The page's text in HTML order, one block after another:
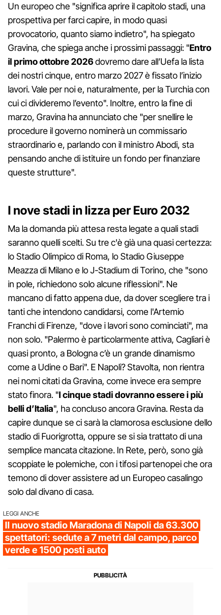
Un europeo che "significa aprire il capitolo stadi, una
prospettiva per farci capire, in modo quasi
provocatorio, quanto siamo indietro", ha spiegato
Gravina, che spiega anche i prossimi passaggi: "Entro
il primo ottobre 2026dovremo dare all’Uefa la lista
dei nostri cinque, entro marzo 2027 è fissato l’inizio
lavori. Vale per noi e, naturalmente, per la Turchia con
cui ci divideremo l’evento". Inoltre, entro la fine di
marzo, Gravina ha annunciato che "per snellire le
procedure il governo nominerà un commissario
straordinario e, parlando con il ministro Abodi, sta
pensando anche di istituire un fondo per finanziare
queste strutture".
I nove stadi in lizza per Euro 2032
Ma la domanda più attesa resta legate a quali stadi
saranno quelli scelti. Su tre c'è già una quasi certezza:
lo Stadio Olimpico di Roma, lo Stadio Giuseppe
Meazza di Milano e lo J-Stadium di Torino, che "sono
in pole, richiedono solo alcune riflessioni". Ne
mancano di fatto appena due, da dover scegliere tra i
tanti che intendono candidarsi, come l'Artemio
Franchi di Firenze, "dove i lavori sono cominciati", ma
non solo. "Palermo è particolarmente attiva, Cagliari è
quasi pronto, a Bologna c’è un grande dinamismo
come a Udine o Bari". E Napoli? Stavolta, non rientra
nei nomi citati da Gravina, come invece era sempre
stato finora. "I cinque stadi dovranno essere i più
belli d’Italia", ha concluso ancora Gravina. Resta da
capire dunque se ci sarà la clamorosa esclusione dello
stadio di Fuorigrotta, oppure se si sia trattato di una
semplice mancata citazione. In Rete, però, sono già
scoppiate le polemiche, con i tifosi partenopei che ora
temono di dover assistere ad un Europeo casalingo
solo dal divano di casa.
LEGGI ANCHE
Il nuovo stadio Maradona di Napoli da 63.300
spettatori: sedute a 7 metri dal campo, parco
verde e 1500 posti auto